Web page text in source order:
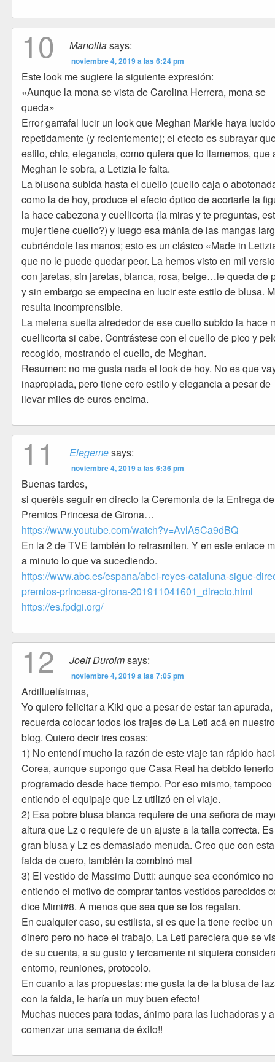
10 Manolitasays:
noviembre 4, 2019 a las 6:24 pm
Este look me sugiere la siguiente expresión:
«Aunque la mona se vista de Carolina Herrera, mona se
queda»
Error garrafal lucir un look que Meghan Markle haya
repetidamente (y recientemente); el efecto es subrayar
estilo, chic, elegancia, como quiera que lo llamemos, que
Meghan le sobra, a Letizia le falta.
La blusona subida hasta el cuello (cuello caja o
como la de hoy, produce el efecto óptico de acortarle la
la hace cabezona y cuellicorta (la miras y te preguntas,
mujer tiene cuello?) y luego esa mánia de las mangas
cubriéndole las manos; esto es un clásico «Made in
que no le puede quedar peor. La hemos visto en mil
con jaretas, sin jaretas, blanca, rosa, beige…le queda de
y sin embargo se empecina en lucir este estilo de blusa.
resulta incomprensible.
La melena suelta alrededor de ese cuello subido la hace
cuellicorta si cabe. Contrástese con el cuello de pico y
recogido, mostrando el cuello, de Meghan.
Resumen: no me gusta nada el look de hoy. No es que
inapropiada, pero tiene cero estilo y elegancia a pesar de
llevar miles de euros encima.
11 Elegemesays:
noviembre 4, 2019 a las 6:36 pm
Buenas tardes,
si querèis seguir en directo la Ceremonia de la Entrega de
Premios Princesa de Girona…
https://www.youtube.com/watch?v=AvlA5Ca9dBQ
En la 2 de TVE también lo retrasmiten. Y en este enlace
a minuto lo que va sucediendo.
https://www.abc.es/espana/abci-reyes-cataluna-sigue-
premios-princesa-girona-201911041601_directo.html
https://es.fpdgi.org/
12 Joeif Duroimsays:
noviembre 4, 2019 a las 7:05 pm
Ardilluelísimas,
Yo quiero felicitar a Kiki que a pesar de estar tan
recuerda colocar todos los trajes de La Leti acá en nuestro
blog. Quiero decir tres cosas:
1) No entendí mucho la razón de este viaje tan rápido
Corea, aunque supongo que Casa Real ha debido tenerlo
programado desde hace tiempo. Por eso mismo, tampoco
entiendo el equipaje que Lz utilizó en el viaje.
2) Esa pobre blusa blanca requiere de una señora de
altura que Lz o requiere de un ajuste a la talla correcta.
gran blusa y Lz es demasiado menuda. Creo que con esta
falda de cuero, también la combinó mal
3) El vestido de Massimo Dutti: aunque sea económico no
entiendo el motivo de comprar tantos vestidos parecidos
dice Mimi#8. A menos que sea que se los regalan.
En cualquier caso, su estilista, si es que la tiene recibe un
dinero pero no hace el trabajo, La Leti pareciera que se
de su cuenta, a su gusto y tercamente ni siquiera
entorno, reuniones, protocolo.
En cuanto a las propuestas: me gusta la de la blusa de
con la falda, le haría un muy buen efecto!
Muchas nueces para todas, ánimo para las luchadoras y a
comenzar una semana de éxito!!